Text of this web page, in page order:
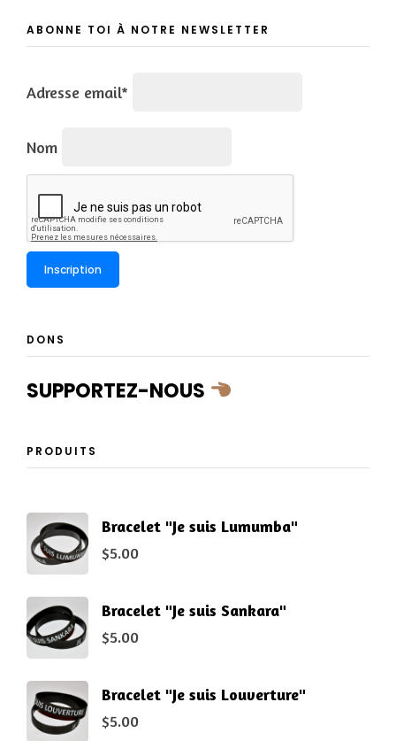
ABONNE TOI À NOTRE NEWSLETTER
Adresse email*
Nom
DONS
SUPPORTEZ-NOUS
PRODUITS
Bracelet "Je suis Lumumba"
$5.00
Bracelet "Je suis Sankara"
$5.00
Bracelet "Je suis Louverture"
$5.00